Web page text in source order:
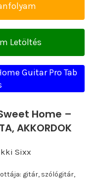
Letöltés
Guitar Pro Tab
Home –
AKKORDOK
Sixx
gitár, szólógitár,